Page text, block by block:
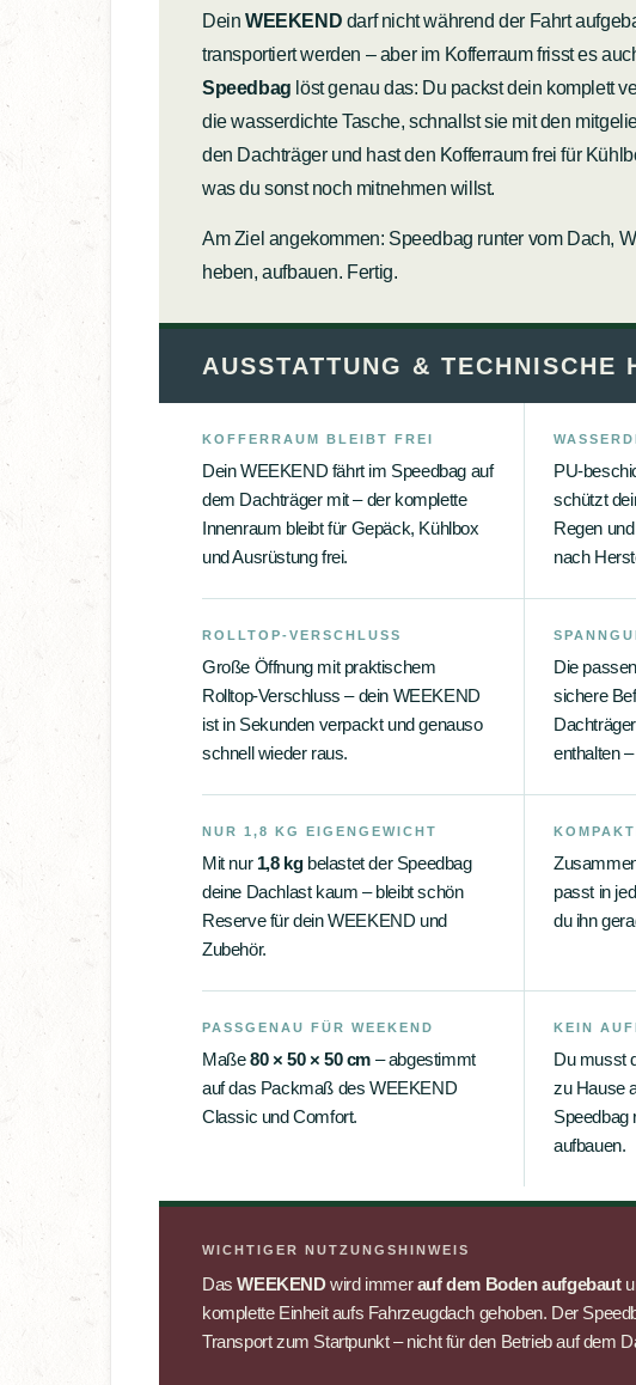
Dein WEEKEND darf nicht während der Fahrt
transportiert werden – aber im Kofferraum frisst es
Speedbag löst genau das: Du packst dein komplett
die wasserdichte Tasche, schnallst sie mit den
den Dachträger und hast den Kofferraum frei für
was du sonst noch mitnehmen willst.
Am Ziel angekommen: Speedbag runter vom Dach,
heben, aufbauen. Fertig.
AUSSTATTUNG & TECHNISCHE
KOFFERRAUM BLEIBT FREI
Dein WEEKEND fährt im Speedbag auf
dem Dachträger mit – der komplette
Innenraum bleibt für Gepäck, Kühlbox
und Ausrüstung frei.
PU-
schützt
Regen
nach
ROLLTOP-VERSCHLUSS
Große Öffnung mit praktischem
Rolltop-Verschluss – dein WEEKEND
ist in Sekunden verpackt und genauso
schnell wieder raus.
Die
sichere
enthalten
NUR 1,8 KG EIGENGEWICHT
Mit nur 1,8 kgbelastet der Speedbag
deine Dachlast kaum – bleibt schön
Reserve für dein WEEKEND und
Zubehör.
passt in
du ihn
PASSGENAU FÜR WEEKEND
Maße80 × 50 × 50 cm – abgestimmt
auf das Packmaß des WEEKEND
Classic und Comfort.
KEIN
Du musst
zu Hause
Speedbag
aufbauen.
WICHTIGER NUTZUNGSHINWEIS
DasWEEKENDwird immerauf dem Boden aufgebaut
komplette Einheit aufs Fahrzeugdach gehoben. Der
Transport zum Startpunkt – nicht für den Betrieb auf dem